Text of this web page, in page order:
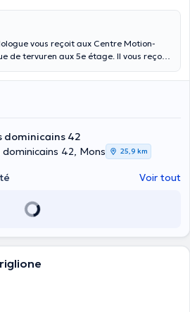
vous reçoit aux Centre Motion-
étage. Il vous reçoit
dominicains 42
dominicains 42, Mons
25,9 km
Voir tout